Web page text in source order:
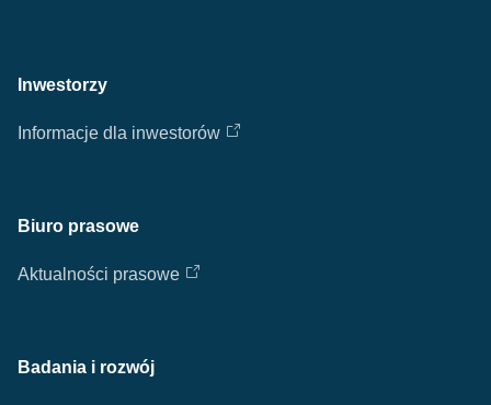
Inwestorzy
Informacje dla inwestorów
Biuro prasowe
Aktualności prasowe
Badania i rozwój